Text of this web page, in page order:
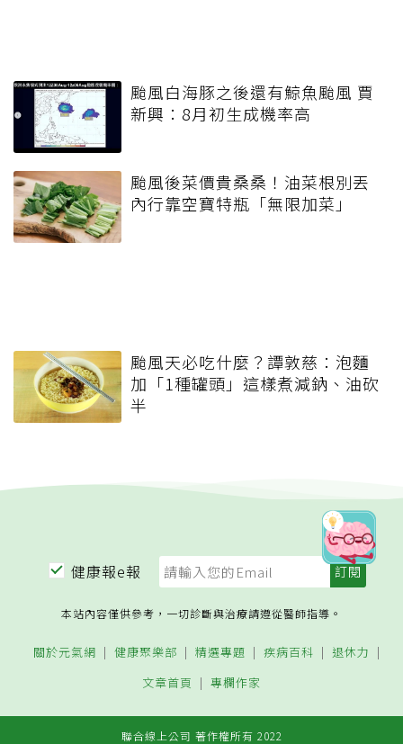
颱風白海豚之後還有鯨魚颱風 賈
新興：8月初生成機率高
颱風後菜價貴桑桑！油菜根別丟
內行靠空寶特瓶「無限加菜」
颱風天必吃什麼？譚敦慈：泡麵
加「1種罐頭」這樣煮減鈉、油砍
半
健康報e報
本站內容僅供參考，一切診斷與治療請遵從醫師指導。
關於元氣網 健康聚樂部 精選專題 疾病百科
退休力
文章首頁
專欄作家
聯合線上公司 著作權所有 2022